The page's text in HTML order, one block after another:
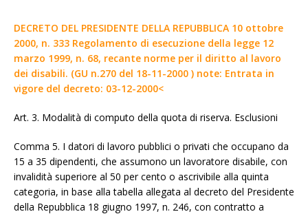
DECRETO DEL PRESIDENTE DELLA REPUBBLICA 10 ottobre
2000, n. 333 Regolamento di esecuzione della legge 12
marzo 1999, n. 68, recante norme per il diritto al lavoro
dei disabili. (GU n.270 del 18-11-2000 ) note: Entrata in
vigore del decreto: 03-12-2000<
Art. 3. Modalità di computo della quota di riserva. Esclusioni
Comma 5. I datori di lavoro pubblici o privati che occupano da
15 a 35 dipendenti, che assumono un lavoratore disabile, con
invalidità superiore al 50 per cento o ascrivibile alla quinta
categoria, in base alla tabella allegata al decreto del Presidente
della Repubblica 18 giugno 1997, n. 246, con contratto a